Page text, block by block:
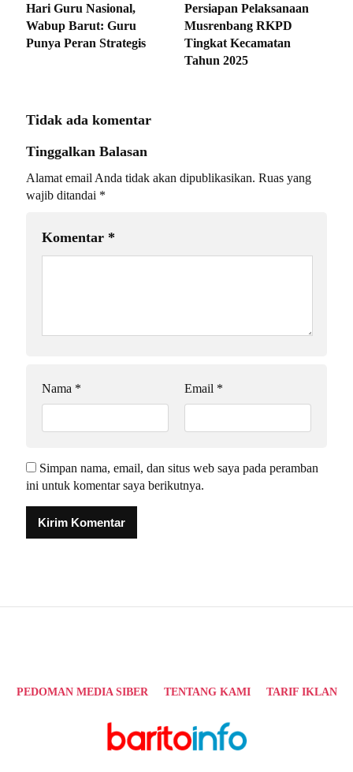
Hari Guru Nasional,
Wabup Barut: Guru
Punya Peran Strategis
Persiapan Pelaksanaan
Musrenbang RKPD
Tingkat Kecamatan
Tahun 2025
Tidak ada komentar
Tinggalkan Balasan
Alamat email Anda tidak akan dipublikasikan. Ruas yang
wajib ditandai *
Komentar *
Nama * Email *
Simpan nama, email, dan situs web saya pada peramban
ini untuk komentar saya berikutnya.
PEDOMAN MEDIA SIBER TENTANG KAMI TARIF IKLAN